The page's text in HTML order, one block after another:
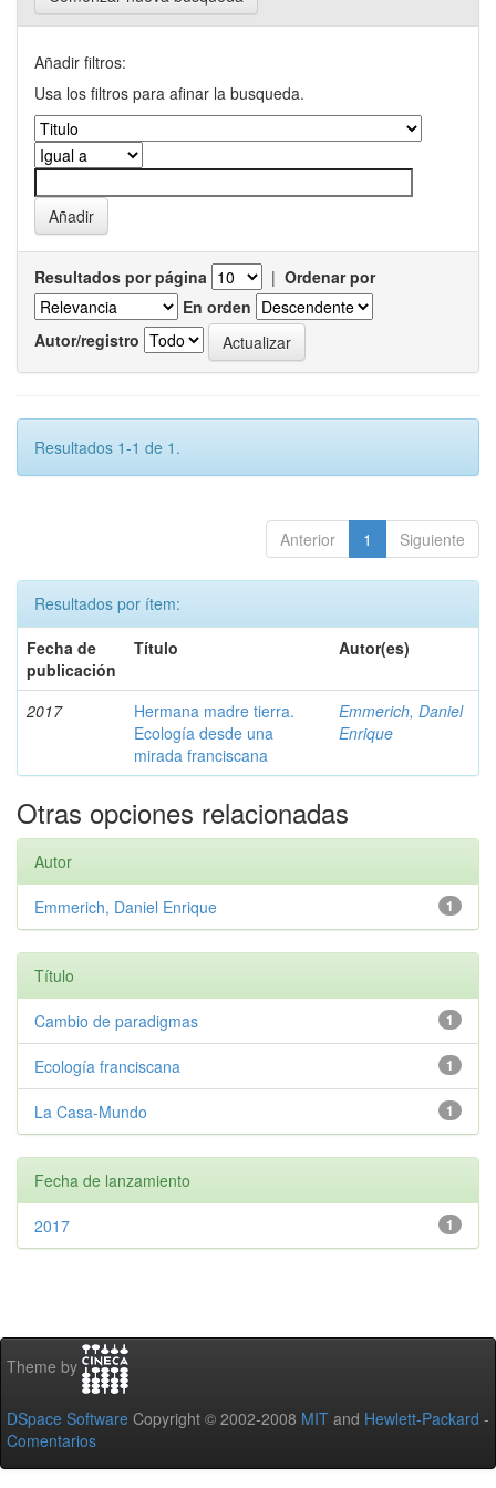
Añadir filtros:
Usa los filtros para afinar la busqueda.
Resultados por página | Ordenar por
En orden
Autor/registro
Resultados 1-1 de 1.
Anterior 1 Siguiente
Resultados por ítem:
Fecha de
publicación
Título Autor(es)
2017
Hermana madre tierra.
Ecología desde una
mirada franciscana
Emmerich, Daniel
Enrique
Otras opciones relacionadas
Autor
1
Emmerich, Daniel Enrique
Título
1
Cambio de paradigmas
1
Ecología franciscana
1
La Casa-Mundo
Fecha de lanzamiento
1
2017
Theme by
DSpace Software Copyright © 2002-2008 MIT and Hewlett-Packard -
Comentarios